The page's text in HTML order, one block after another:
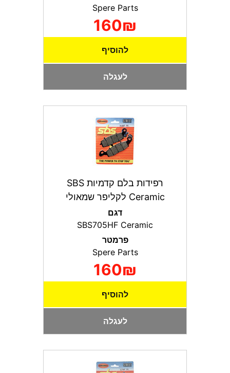
Spere Parts
160₪
להוסיף
לעגלה
רפידות בלם קדמיות SBS
Ceramic לקליפר שמאולי
דגם
SBS705HF Ceramic
פרמטר
Spere Parts
160₪
להוסיף
לעגלה